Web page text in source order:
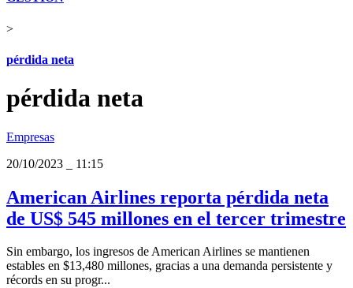
>
pérdida neta
pérdida neta
Empresas
20/10/2023
11:15
American Airlines reporta pérdida neta
de US$ 545 millones en el tercer trimestre
Sin embargo, los ingresos de American Airlines se mantienen
estables en $13,480 millones, gracias a una demanda persistente y
récords en su progr...